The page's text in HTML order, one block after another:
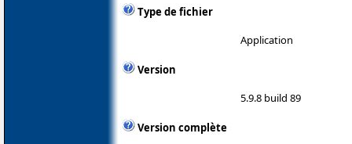
Type de fichier
Application
Version
5.9.8 build 89
Version complète